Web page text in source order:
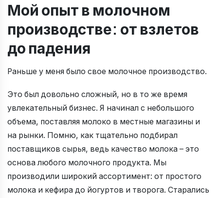
Мой опыт в молочном
производстве: от взлетов
до падения
Раньше у меня было свое молочное производство.
Это был довольно сложный, но в то же время
увлекательный бизнес. Я начинал с небольшого
объема, поставляя молоко в местные магазины и
на рынки. Помню, как тщательно подбирал
поставщиков сырья, ведь качество молока – это
основа любого молочного продукта. Мы
производили широкий ассортимент: от простого
молока и кефира до йогуртов и творога. Старались